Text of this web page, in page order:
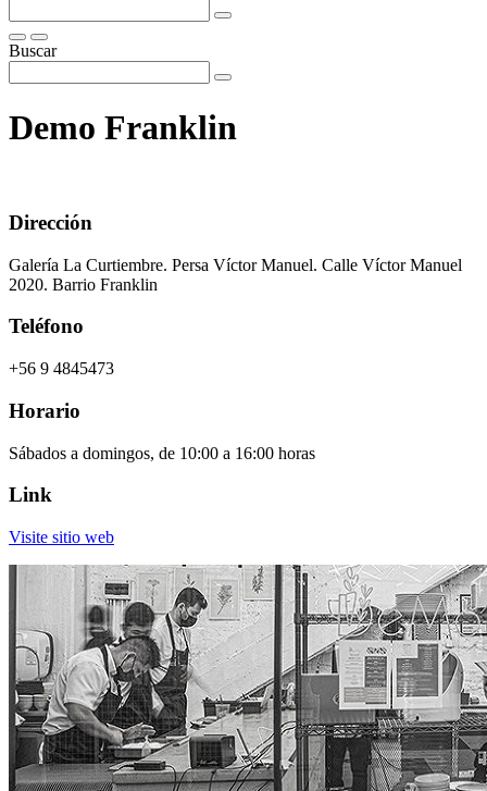
Buscar
Demo Franklin
Dirección
Galería La Curtiembre. Persa Víctor Manuel. Calle Víctor Manuel
2020. Barrio Franklin
Teléfono
+56 9 4845473
Horario
Sábados a domingos, de 10:00 a 16:00 horas
Link
Visite sitio web